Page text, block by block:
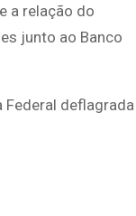
a relação do
junto ao Banco
deflagrada